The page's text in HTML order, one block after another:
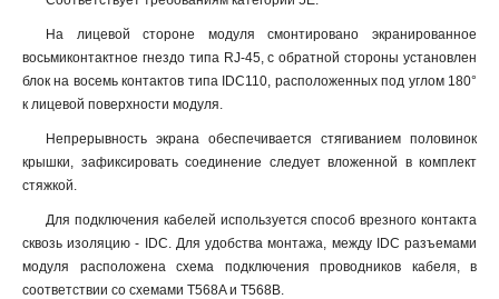
На лицевой стороне модуля смонтировано экранированное
восьмиконтактное гнездо типа RJ-45, с обратной стороны установлен
блок на восемь контактов типа IDC110, расположенных под углом 180°
к лицевой поверхности модуля.
Непрерывность экрана обеспечивается стягиванием половинок
крышки, зафиксировать соединение следует вложенной в комплект
стяжкой.
Для подключения кабелей используется способ врезного контакта
сквозь изоляцию - IDC. Для удобства монтажа, между IDC разъемами
модуля расположена схема подключения проводников кабеля, в
соответствии со схемами T568A и T568B.